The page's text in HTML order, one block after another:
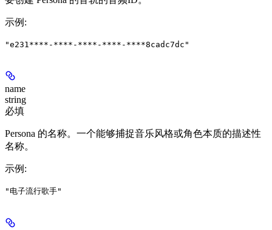
示例 :
"e231****-****-****-****-****8cadc7dc"
name
string
必填
Persona 的名称。一个能够捕捉音乐风格或角色本质的描述性
名称。
示例 :
"电子流行歌手"